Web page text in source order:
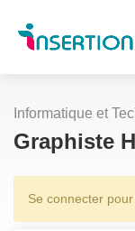
Informatique et
Graphiste
Se connecter